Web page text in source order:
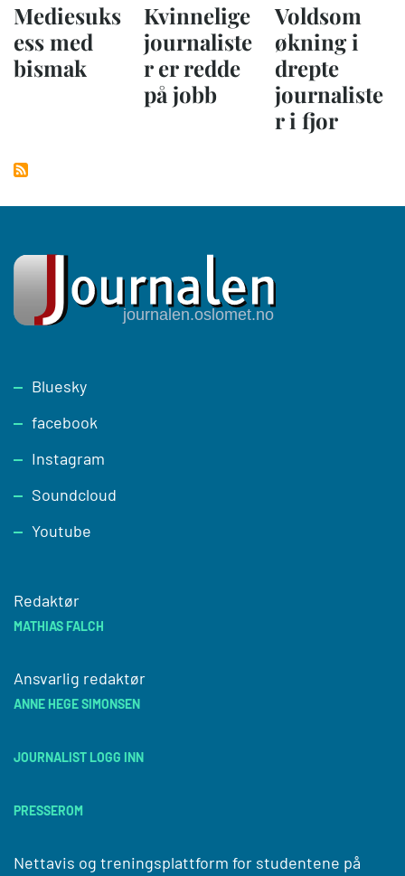
Mediesuks
ess med
bismak
Kvinnelige
journaliste
r er redde
på jobb
Voldsom
økning i
drepte
journaliste
r i fjor
Footer
Bluesky
facebook
Instagram
Soundcloud
Youtube
Redaktør
MATHIAS FALCH
Ansvarlig redaktør
ANNE HEGE SIMONSEN
JOURNALIST LOGG INN
PRESSEROM
Nettavis og treningsplattform for studentene på